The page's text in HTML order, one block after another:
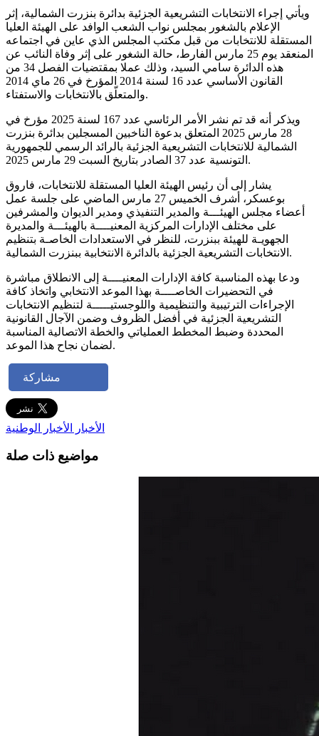
ويأتي إجراء الانتخابات التشريعية الجزئية بدائرة بنزرت الشمالية، إثر
الإعلام بالشغور بمجلس نواب الشعب الوافد على الهيئة العليا
المستقلة للانتخابات من قبل مكتب المجلس الذي عاين في اجتماعه
المنعقد يوم 25 مارس الفارط، حالة الشغور على إثر وفاة النائب عن
هذه الدائرة سامي السيد، وذلك عملا بمقتضيات الفصل 34 من
القانون الأساسي عدد 16 لسنة 2014 المؤرخ في 26 ماي 2014
والمتعلّق بالانتخابات والاستفتاء.
ويذكر أنه قد تم نشر الأمر الرئاسي عدد 167 لسنة 2025 مؤرخ في
28 مارس 2025 المتعلق بدعوة الناخبين المسجلين بدائرة بنزرت
الشمالية للانتخابات التشريعية الجزئية بالرائد الرسمي للجمهورية
التونسية عدد 37 الصادر بتاريخ السبت 29 مارس 2025.
يشار إلى أن رئيس الهيئة العليا المستقلة للانتخابات، فاروق
بوعسكر، أشرف الخميس 27 مارس الماضي على جلسة عمل
أعضاء مجلس الهيئـــة والمدير التنفيذي ومدير الديوان والمشرفين
على مختلف الإدارات المركزية المعنيــــة بالهيئـــة والمديرة
الجهويـة للهيئة ببنزرت، للنظر في الاستعدادات الخاصـة بتنظيم
الانتخابات التشريعية الجزئية بالدائرة الانتخابية ببنزرت الشمالية.
ودعا بهذه المناسبة كافة الإدارات المعنيــــة إلى الانطلاق مباشرة
في التحضيرات الخاصــــة بهذا الموعد الانتخابي واتخاذ كافة
الإجراءات الترتيبية والتنظيمية واللوجستيـــــة لتنظيم الانتخابات
التشريعية الجزئية في أفضل الظروف وضمن الآجال القانونية
المحددة وضبط المخطط العملياتي والخطة الاتصالية المناسبة
لضمان نجاح هذا الموعد.
مشاركة
الأخبار الأخبار الوطنية
مواضيع ذات صلة